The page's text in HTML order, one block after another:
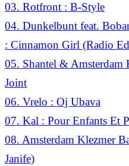
03. Rotfront : B-Style
04. Dunkelbunt feat.
: Cinnamon Girl (Radio
05. Shantel & Amsterdam
Joint
06. Vrelo : Oj Ubava
07. Kal : Pour Enfants Et
08. Amsterdam Klezmer
Janife)